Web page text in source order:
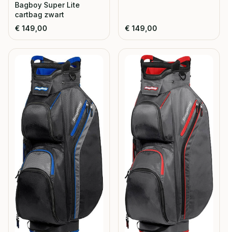
Bagboy Super Lite
cartbag zwart
€ 149,00 € 149,00